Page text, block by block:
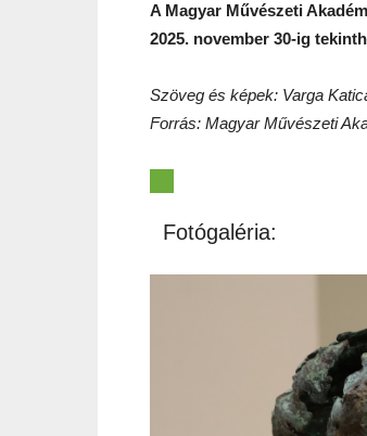
A Magyar Művészeti
2025. november 30-ig
Szöveg és képek: Varga
Forrás: Magyar Művészeti
Fotógaléria: